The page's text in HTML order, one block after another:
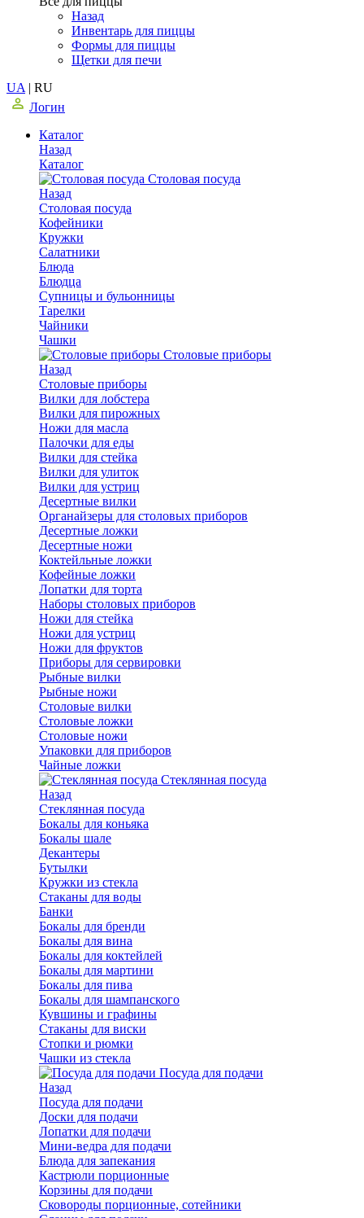
Назад
Инвентарь для пиццы
Формы для пиццы
Щетки для печи
UA | RU
Логин
Каталог
Назад
Каталог
Столовая посуда
Назад
Столовая посуда
Кофейники
Кружки
Салатники
Блюда
Блюдца
Супницы и бульонницы
Тарелки
Чайники
Чашки
Cтоловые приборы
Назад
Cтоловые приборы
Вилки для лобстера
Вилки для пирожных
Ножи для масла
Палочки для еды
Вилки для стейка
Вилки для улиток
Вилки для устриц
Десертные вилки
Органайзеры для столовых приборов
Десертные ложки
Десертные ножи
Коктейльные ложки
Кофейные ложки
Лопатки для торта
Наборы столовых приборов
Ножи для стейка
Ножи для устриц
Ножи для фруктов
Приборы для сервировки
Рыбные вилки
Рыбные ножи
Столовые вилки
Столовые ложки
Столовые ножи
Упаковки для приборов
Чайные ложки
Стеклянная посуда
Назад
Стеклянная посуда
Бокалы для коньяка
Бокалы шале
Декантеры
Бутылки
Кружки из стекла
Стаканы для воды
Банки
Бокалы для бренди
Бокалы для вина
Бокалы для коктейлей
Бокалы для мартини
Бокалы для пива
Бокалы для шампанского
Кувшины и графины
Стаканы для виски
Стопки и рюмки
Чашки из стекла
Посуда для подачи
Назад
Посуда для подачи
Доски для подачи
Лопатки для подачи
Мини-ведра для подачи
Блюда для запекания
Кастрюли порционные
Корзины для подачи
Сковороды порционные, сотейники